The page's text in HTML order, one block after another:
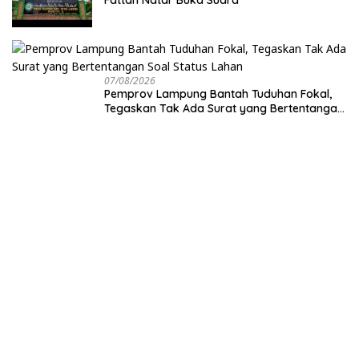
07/08/2026
Pemprov Lampung Bantah Tuduhan Fokal,
Tegaskan Tak Ada Surat yang Bertentangan